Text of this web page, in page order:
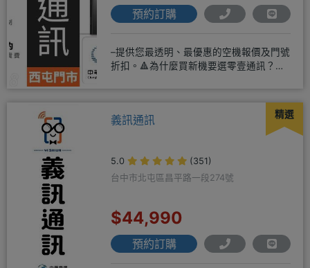
預約訂購
–提供您最透明、最優惠的空機報價及門號
折扣。🔺為什麼買新機要選零壹通訊？
精選
義訊通訊
5.0
(351)
台中市北屯區昌平路一段274號
$44,990
預約訂購